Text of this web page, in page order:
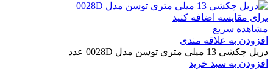
برای مقایسه اضافه کنید
مشاهده سریع
افزودن به علاقه مندی
دریل چکشی 13 میلی متری توسن مدل 0028D عدد
افزودن به سبد خرید